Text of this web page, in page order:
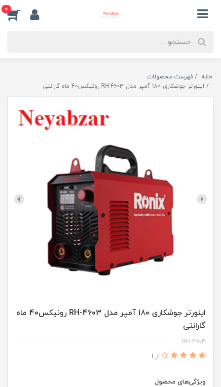
0
خانه
فهرست محصولات
اینورتر جوشکاری 180 آمپر مدل RH-4603 رونیکس40 ماه گارانتی
اینورتر جوشکاری 180 آمپر مدل RH-4603 رونیکس40 ماه
گارانتی
RH-4603
از 1
ویژگی‌های محصول